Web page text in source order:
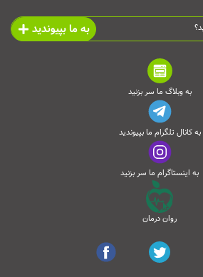
به ما بپیوندید
به وبلاگ ما سر بزنید
به کانال تلگرام ما بپیوندید
به اینستاگرام ما سر بزنید
روان درمان